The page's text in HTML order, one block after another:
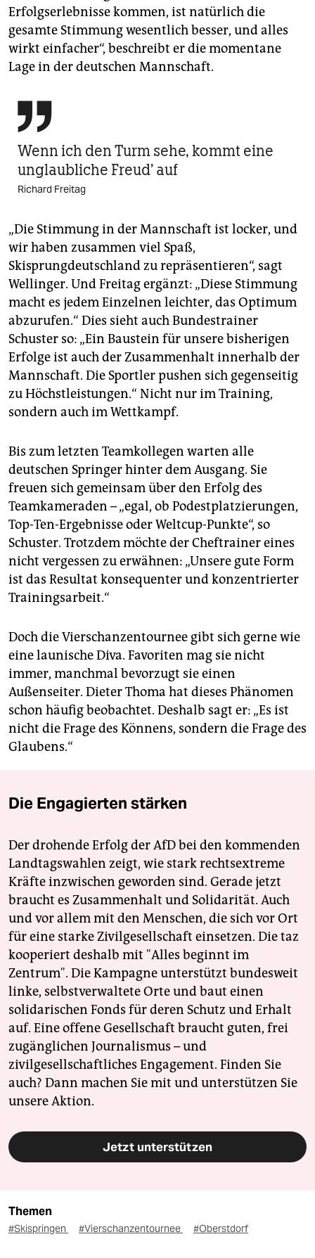
Erfolgserlebnisse kommen, ist natürlich die
gesamte Stimmung wesentlich besser, und alles
wirkt einfacher“, beschreibt er die momentane
Lage in der deutschen Mannschaft.

Wenn ich den Turm sehe, kommt eine
unglaubliche Freud’ auf
Richard Freitag
„Die Stimmung in der Mannschaft ist locker, und
wir haben zusammen viel Spaß,
Skisprungdeutschland zu repräsentieren“, sagt
Wellinger. Und Freitag ergänzt: „Diese Stimmung
macht es jedem Einzelnen leichter, das Optimum
abzurufen.“ Dies sieht auch Bundestrainer
Schuster so: „Ein Baustein für unsere bisherigen
Erfolge ist auch der Zusammenhalt innerhalb der
Mannschaft. Die Sportler pushen sich gegenseitig
zu Höchstleistungen.“ Nicht nur im Training,
sondern auch im Wettkampf.
Bis zum letzten Teamkollegen warten alle
deutschen Springer hinter dem Ausgang. Sie
freuen sich gemeinsam über den Erfolg des
Teamkameraden – „egal, ob Podestplatzierungen,
Top-Ten-Ergebnisse oder Weltcup-Punkte“, so
Schuster. Trotzdem möchte der Cheftrainer eines
nicht vergessen zu erwähnen: „Unsere gute Form
ist das Resultat konsequenter und konzen­trier­ter
Trainingsarbeit.“
Doch die Vierschanzentournee gibt sich gerne wie
eine launische Diva. Favoriten mag sie nicht
immer, manchmal bevorzugt sie einen
Außenseiter. Dieter Thoma hat dieses Phänomen
schon häufig beobachtet. Deshalb sagt er: „Es ist
nicht die Frage des Könnens, sondern die Frage des
Glaubens.“
Die Engagierten stärken
Der drohende Erfolg der AfD bei den kommenden
Landtagswahlen zeigt, wie stark rechtsextreme
Kräfte inzwischen geworden sind. Gerade jetzt
braucht es Zusammenhalt und Solidarität. Auch
und vor allem mit den Menschen, die sich vor Ort
für eine starke Zivilgesellschaft einsetzen. Die taz
kooperiert deshalb mit "Alles beginnt im
Zentrum". Die Kampagne unterstützt bundesweit
linke, selbstverwaltete Orte und baut einen
solidarischen Fonds für deren Schutz und Erhalt
auf. Eine offene Gesellschaft braucht guten, frei
zugänglichen Journalismus – und
zivilgesellschaftliches Engagement. Finden Sie
auch? Dann machen Sie mit und unterstützen Sie
unsere Aktion.
Jetzt unterstützen
Themen
#Skispringen #Vierschanzentournee #Oberstdorf